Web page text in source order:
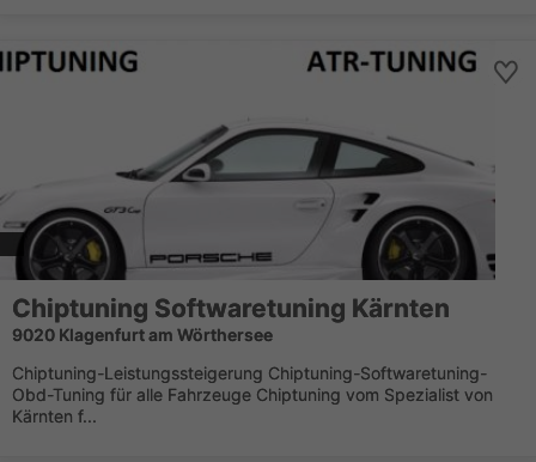
Chiptuning Softwaretuning Kärnten
9020 Klagenfurt am Wörthersee
Chiptuning-Leistungssteigerung Chiptuning-Softwaretuning-
Obd-Tuning für alle Fahrzeuge Chiptuning vom Spezialist von
Kärnten f...